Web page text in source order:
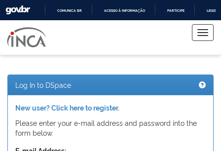
COMUNICA BR ACESSO À INFORMAÇÃO PARTICIPE
navigation
Log In to DSpace
New user? Click here to register.
Please enter your e-mail address and password into the
form below.